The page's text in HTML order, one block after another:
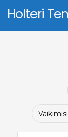
Holteri